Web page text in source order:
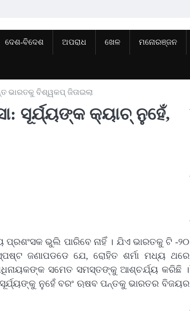
ଦେଶ-ବିଦେଶ ଅପରାଧ ଖେଳ ମନୋରଞ୍ଜନ
ଭାରତକୁ ବିଶ୍ୱକପ୍ ଜିତାଇଲା
ସୂର୍ଯ୍ୟଙ୍କ କ୍ୟାଚ୍ ନୁହେଁ,
ପ୍ରଶଂସକ ଭୁଲି ପାରିବେ ନାହିଁ । ଯିଏ ଭାରତକୁ ଟି -୨୦
ଜଣାପଡଡେ ଯେ, ରୋହିତ ଶର୍ମା ମଧ୍ୟ ଥରେ
ସମେତ ସମସ୍ତଙ୍କୁ ଆଶ୍ଚର୍ଯ୍ୟ କରିଛି ।
ସୂର୍ଯ୍ୟଙ୍କୁ ନୁହେଁ ବରଂ ଋଷବ ପନ୍ତକୁ ଭାରତର ବିଜୟର